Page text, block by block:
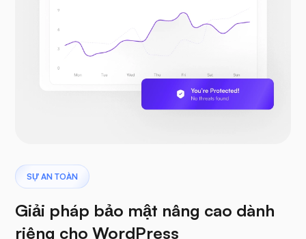
SỰ AN TOÀN
Giải pháp bảo mật nâng cao dành
riêng cho WordPress